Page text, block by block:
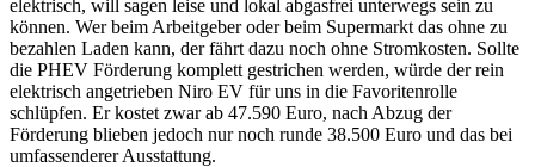
elektrisch, will sagen leise und lokal abgasfrei unterwegs sein zu
können. Wer beim Arbeitgeber oder beim Supermarkt das ohne zu
bezahlen Laden kann, der fährt dazu noch ohne Stromkosten. Sollte
die PHEV Förderung komplett gestrichen werden, würde der rein
elektrisch angetrieben Niro EV für uns in die Favoritenrolle
schlüpfen. Er kostet zwar ab 47.590 Euro, nach Abzug der
Förderung blieben jedoch nur noch runde 38.500 Euro und das bei
umfassenderer Ausstattung.